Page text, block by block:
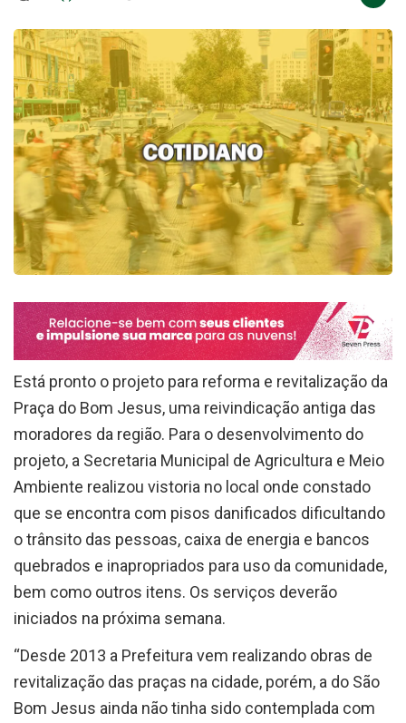
Está pronto o projeto para reforma e revitalização da
Praça do Bom Jesus, uma reivindicação antiga das
moradores da região. Para o desenvolvimento do
projeto, a Secretaria Municipal de Agricultura e Meio
Ambiente realizou vistoria no local onde constado
que se encontra com pisos danificados dificultando
o trânsito das pessoas, caixa de energia e bancos
quebrados e inapropriados para uso da comunidade,
bem como outros itens. Os serviços deverão
iniciados na próxima semana.
“Desde 2013 a Prefeitura vem realizando obras de
revitalização das praças na cidade, porém, a do São
Bom Jesus ainda não tinha sido contemplada com